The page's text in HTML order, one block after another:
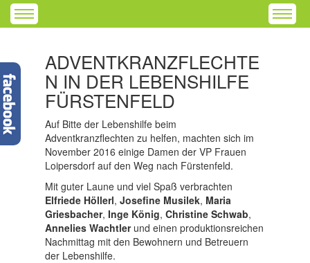
ADVENTKRANZFLECHTE
N IN DER LEBENSHILFE
FÜRSTENFELD
Auf Bitte der Lebenshilfe beim
Adventkranzflechten zu helfen, machten sich im
November 2016 einige Damen der VP Frauen
Loipersdorf auf den Weg nach Fürstenfeld.
Mit guter Laune und viel Spaß verbrachten
Elfriede Höllerl, Josefine Musilek, Maria
Griesbacher, Inge König, Christine Schwab,
Annelies Wachtlerund einen produktionsreichen
Nachmittag mit den Bewohnern und Betreuern
der Lebenshilfe.